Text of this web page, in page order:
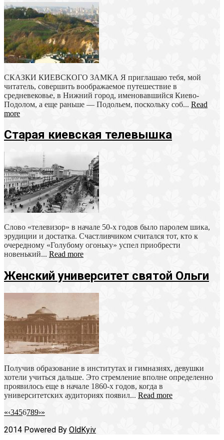
СКАЗКИ КИЕВСКОГО ЗАМКА Я приглашаю тебя, мой
читатель, совершить воображаемое путешествие в
средневековье, в Нижний город, именовавшийся Киево-
Подолом, а еще раньше — Подольем, поскольку соб... Read
more
Старая киевская телевышка
Слово «телевизор» в начале 50-х годов было паролем шика,
эрудиции и достатка. Счастливчиком считался тот, кто к
очередному «Голубому огоньку» успел приобрести
новенький... Read more
Женский университет святой Ольги
Получив образование в институтах и гимназиях, девушки
хотели учиться дальше. Это стремление вполне определенно
проявилось еще в начале 1860-х годов, когда в
университетских аудиториях появил... Read more
«‹3456789›»
2014 Powered By OldKyiv